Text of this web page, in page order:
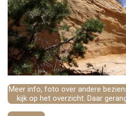
Meer info, foto over andere
kijk op het overzicht. Daar